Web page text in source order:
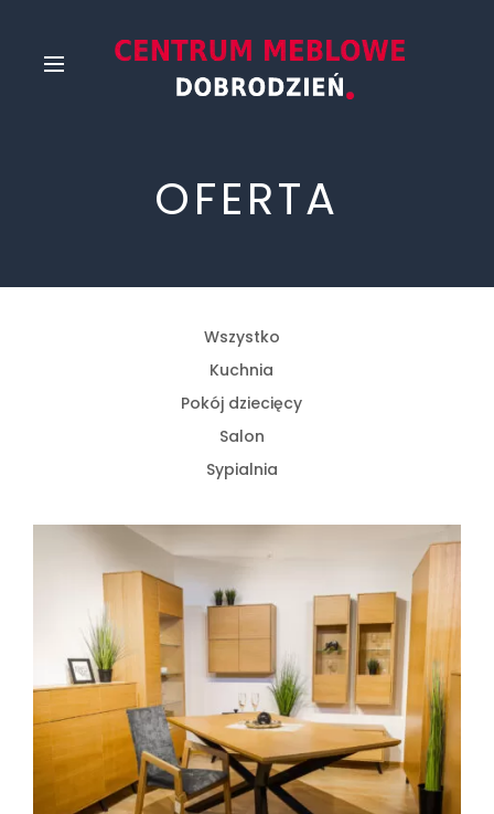
OFERTA
Wszystko
Kuchnia
Pokój dziecięcy
Salon
Sypialnia